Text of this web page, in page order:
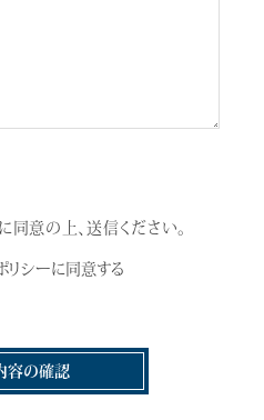
に同意の上、送信ください。
リシーに同意する
容の確認